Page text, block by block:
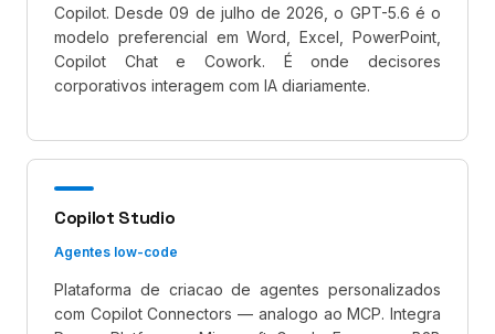
Copilot. Desde 09 de julho de 2026, o GPT-5.6 é o
modelo preferencial em Word, Excel, PowerPoint,
Copilot Chat e Cowork. É onde decisores
corporativos interagem com IA diariamente.
Copilot Studio
Agentes low-code
Plataforma de criacao de agentes personalizados
com Copilot Connectors — analogo ao MCP. Integra